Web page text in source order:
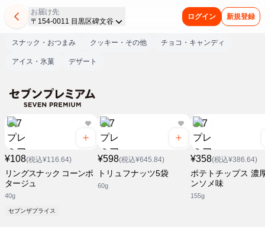
お届け先
〒154-0011 目黒区碑文谷
ログイン 新規登録
スナック・おつまみ クッキー・その他 チョコ・キャンディ
アイス・氷菓 デザート
¥108(税込¥116.64)
リングスナック コーンポ
タージュ
40g
セブンザプライス
¥598(税込¥645.84)
トリュフナッツ5袋
60g
¥358(税込¥386.64)
ポテトチップス 濃
ンソメ味
155g